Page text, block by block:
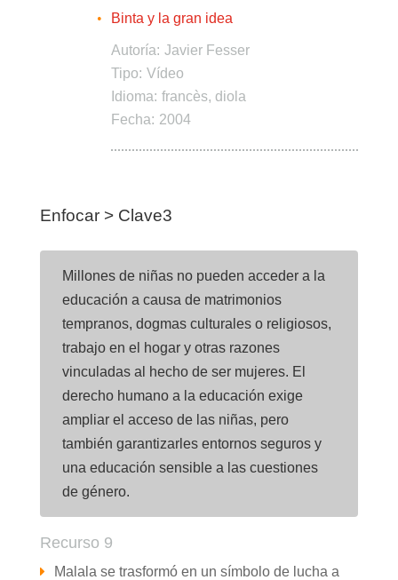
Binta y la gran idea
Autoría: Javier Fesser
Tipo: Vídeo
Idioma: francès, diola
Fecha: 2004
Enfocar > Clave3
Millones de niñas no pueden acceder a la
educación a causa de matrimonios
tempranos, dogmas culturales o religiosos,
trabajo en el hogar y otras razones
vinculadas al hecho de ser mujeres. El
derecho humano a la educación exige
ampliar el acceso de las niñas, pero
también garantizarles entornos seguros y
una educación sensible a las cuestiones
de género.
Recurso 9
Malala se trasformó en un símbolo de lucha a